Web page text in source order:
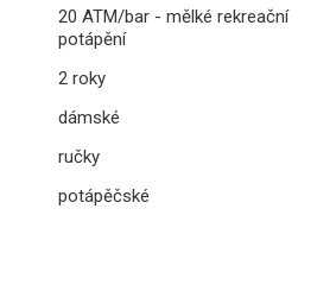
20 ATM/bar - mělké rekreační
potápění
2 roky
dámské
ručky
potápěčské